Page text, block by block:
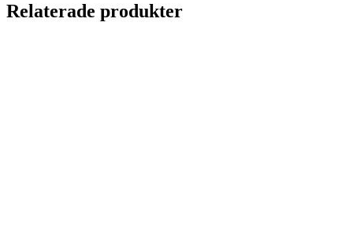
Relaterade produkter